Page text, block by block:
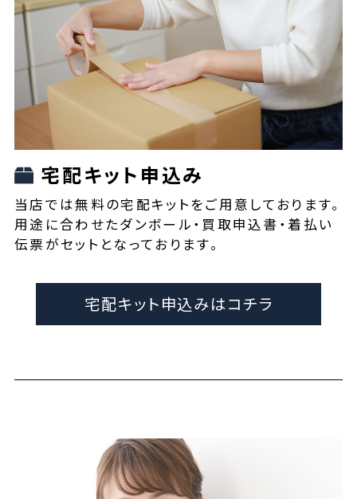
宅配キット申込み
当店では無料の宅配キットをご用意しております。
用途に合わせたダンボール・買取申込書・着払い
伝票がセットとなっております。
宅配キット申込みはコチラ